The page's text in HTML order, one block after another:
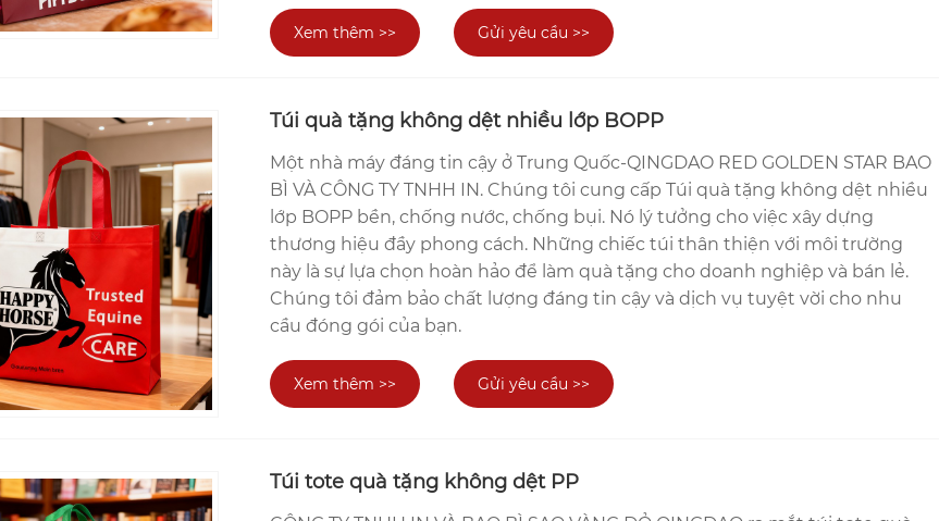
Xem thêm >> Gửi yêu cầu >>
Túi quà tặng không dệt nhiều lớp BOPP
Một nhà máy đáng tin cậy ở Trung Quốc-QINGDAO RED GOLDEN STAR BAO
BÌ VÀ CÔNG TY TNHH IN. Chúng tôi cung cấp Túi quà tặng không dệt nhiều
lớp BOPP bền, chống nước, chống bụi. Nó lý tưởng cho việc xây dựng
thương hiệu đầy phong cách. Những chiếc túi thân thiện với môi trường
này là sự lựa chọn hoàn hảo để làm quà tặng cho doanh nghiệp và bán lẻ.
Chúng tôi đảm bảo chất lượng đáng tin cậy và dịch vụ tuyệt vời cho nhu
cầu đóng gói của bạn.
Xem thêm >> Gửi yêu cầu >>
Túi tote quà tặng không dệt PP